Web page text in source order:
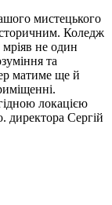
мистецького
Коледж
не один
та
матиме ще й
локацією
директора Сергій